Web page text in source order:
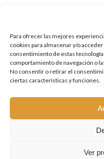
Para ofrecer las mejores
cookies para almacenar y/o
consentimiento de estas
comportamiento de navegación o
No consentir o retirar el
ciertas características y funciones.
Ver
ANTERIOR